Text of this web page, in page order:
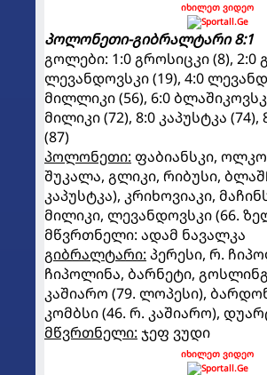
იხილეთ ვიდეო
პოლონეთი-გიბრალტარი 8:1
გოლები: 1:0 გროსიცკი (8), 2:0
ლევანდოვსკი (19), 4:0
მილლიკი (56), 6:0
მილიკი (72), 8:0 კაპუსტკა
(87)
პოლონეთი: ფაბიანსკი,
შუკალა, გლიკი, რიბუსი,
კაპუსტკა), კრიხოვიაკი,
მილიკი, ლევანდოვსკი (66.
მწვრთნელი: ადამ ნავალკა
გიბრალტარი: პერესი, რ.
ჩიპოლინა, ბარნეტი,
კაშიარო (79. ლოპესი),
კომბსი (46. რ. კაშიარო),
მწვრთნელი: ჯეფ ვუდი
იხილეთ ვიდეო